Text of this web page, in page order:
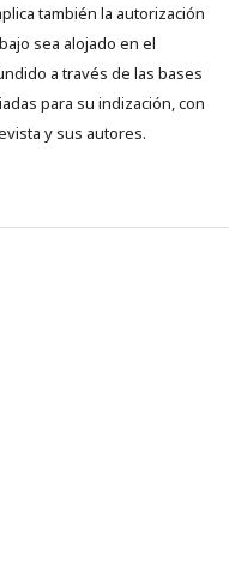
también la autorización
sea alojado en el
a través de las bases
para su indización, con
y sus autores.